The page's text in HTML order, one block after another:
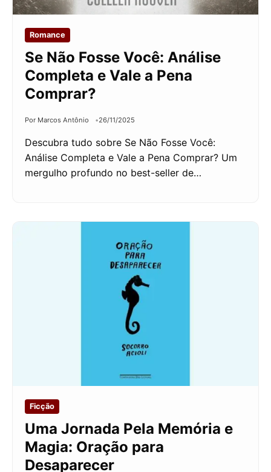
Romance
Se Não Fosse Você: Análise
Completa e Vale a Pena
Comprar?
Por Marcos Antônio 26/11/2025
Descubra tudo sobre Se Não Fosse Você:
Análise Completa e Vale a Pena Comprar? Um
mergulho profundo no best-seller de…
Ficção
Uma Jornada Pela Memória e
Magia: Oração para
Desaparecer